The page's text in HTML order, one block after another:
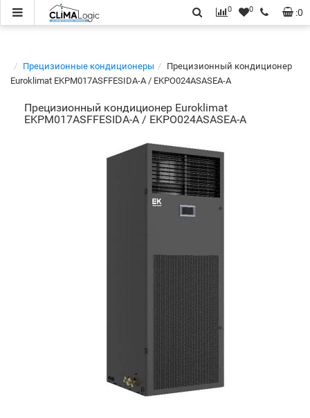
:0
0 0
Прецизионные кондиционеры
Прецизионный кондиционер
Euroklimat EKPM017ASFFESIDA-A / EKPO024ASASEA-A
Прецизионный кондиционер Euroklimat
EKPM017ASFFESIDA-A / EKPO024ASASEA-A